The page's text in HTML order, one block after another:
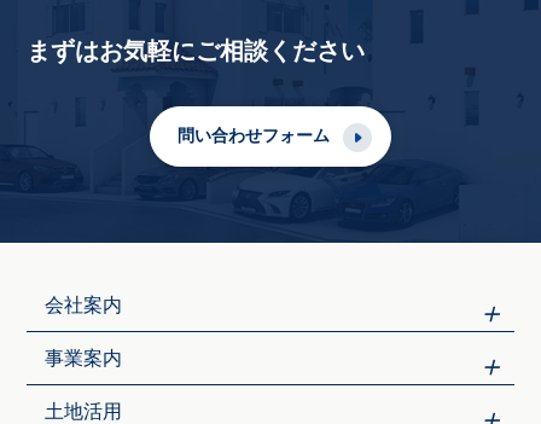
まずはお気軽にご相談ください
問い合わせフォーム
会社案内
事業案内
土地活用